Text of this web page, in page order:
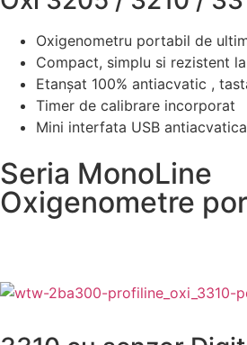
Oxigenometru portabil de
Compact, simplu si rezistent
Etanşat 100% antiacvatic ,
Timer de calibrare incorporat
Mini interfata USB
Seria MonoLine
Oxigenometre